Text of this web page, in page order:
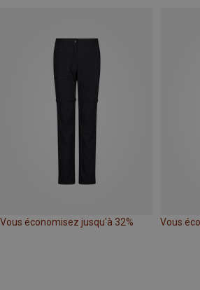
Vous économisez jusqu'à 32% Vous